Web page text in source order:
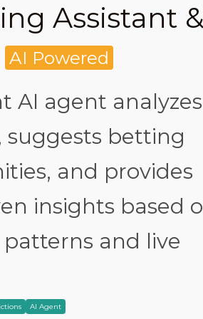
Assistant
AI Powered
AI agent analyzes
suggests betting
and provides
insights based
patterns and live
AI Agent